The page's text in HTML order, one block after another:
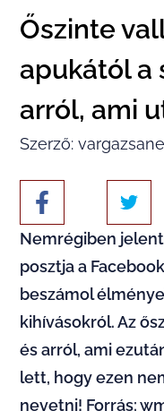
Őszinte
apukától a
arról, ami
Szerző:
Nemrégiben
posztja a
beszámol
kihívásokról. Az
és arról, ami
lett, hogy ezen
nevetni! Forrás: